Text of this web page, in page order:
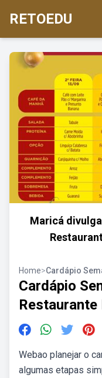
RETOEDU
Maricá
Home>Cardápio
Cardápio
Restaurante
Webao planejar o
algumas etapas